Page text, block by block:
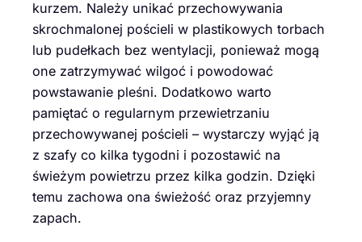
kurzem. Należy unikać przechowywania
skrochmalonej pościeli w plastikowych torbach
lub pudełkach bez wentylacji, ponieważ mogą
one zatrzymywać wilgoć i powodować
powstawanie pleśni. Dodatkowo warto
pamiętać o regularnym przewietrzaniu
przechowywanej pościeli – wystarczy wyjąć ją
z szafy co kilka tygodni i pozostawić na
świeżym powietrzu przez kilka godzin. Dzięki
temu zachowa ona świeżość oraz przyjemny
zapach.